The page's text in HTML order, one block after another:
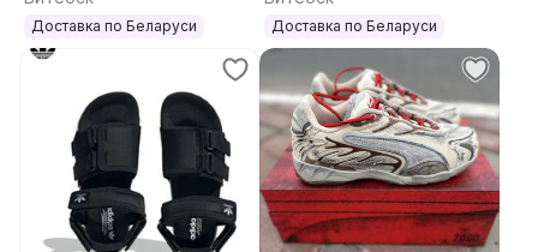
Доставка по Беларуси Доставка по Беларуси